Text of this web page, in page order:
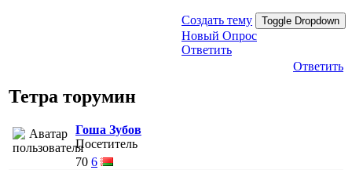
Создать тему Toggle Dropdown
Новый Опрос
Ответить
Ответить
Тетра торумин
Гоша Зубов
Посетитель
70 6